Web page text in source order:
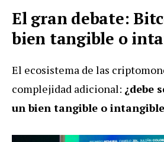
El gran debate:
bien tangible o
El ecosistema de las
complejidad adicional: ¿debe
un bien tangible o